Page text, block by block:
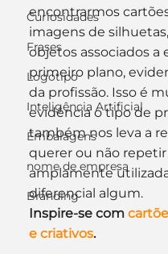
Curiosidades
Frases
Logotipo
Inteligência Artificial
Embalagens
nome de empresa
Branding
encontrarmos
imagens de
objetos associados a
primeiro plano,
da profissão. Isso é
evidência o tipo de
também nos leva a
querer ou não
amplamente
diferencial algum.
Inspire-se com
e criativos.